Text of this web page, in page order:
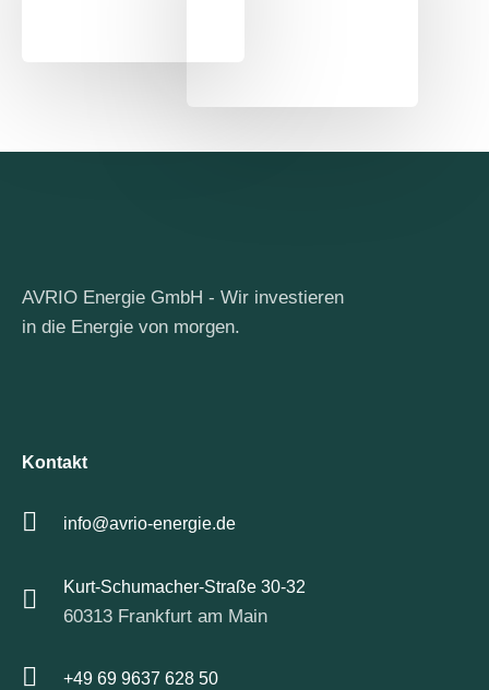
AVRIO Energie GmbH - Wir investieren
in die Energie von morgen.
Kontakt
info@avrio-energie.de
Kurt-Schumacher-Straße 30-32
60313 Frankfurt am Main
+49 69 9637 628 50